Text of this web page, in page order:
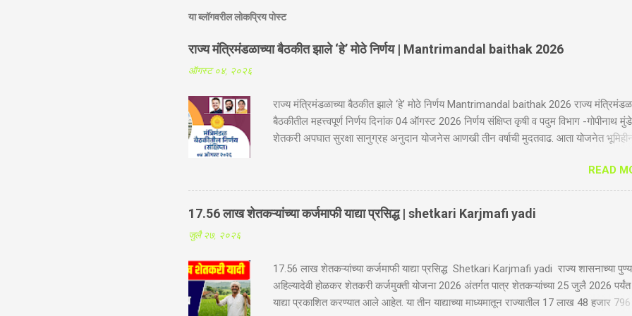
या ब्लॉगवरील लोकप्रिय पोस्ट
राज्य मंत्रिमंडळाच्या बैठकीत झाले ‘हे’ मोठे निर्णय | Mantrimandal baithak 2026
ऑगस्ट ०४, २०२६
राज्य मंत्रिमंडळाच्या बैठकीत झाले ‘हे’ मोठे निर्णय Mantrimandal baithak 2026 राज्य मंत्रिमंडळ
बैठकीतील महत्त्वपूर्ण निर्णय दिनांक 04 ऑगस्ट 2026 निर्णय संक्षिप्त कृषी व पदुम विभाग -गोपीनाथ मुंडे
शेतकरी अपघात सुरक्षा सानुग्रह अनुदान योजनेस आणखी तीन वर्षाची मुदतवाढ. आता योजनेत
योजना कुटुंबातील दोनच सदस्यांना लागू होती, आता ही योजना शेतकऱ्यांच्या कुटुंबातील सर्व सदस्यांना
होणार आहे. शेती करतांना होणारे अपघात, वीज पडणे, पूर, सर्पदंश, विंचूदंश, विजेचा धक्का बसणे इत्यादी
नैसर्गिक आपत्तीमुळे होणारे अपघात, रस्त्यावरील अपघात, वाहन अपघात, तसेच, अन्य कोणत्याही
होणारे अपघात, यामुळे मृत्यू ओढवतो किंवा अपंगत्व येते. अशा अपघातग्रस्त शेतकऱ्यांस किंवा त्यांच्या
मुलग...
READ
17.56 लाख शेतकऱ्यांच्या कर्जमाफी याद्या प्रसिद्ध | shetkari Karjmafi yadi
जुलै २७, २०२६
17.56 लाख शेतकऱ्यांच्या कर्जमाफी याद्या प्रसिद्ध Shetkari Karjmafi yadi राज्य शासनाच्या
अहिल्यादेवी होळकर शेतकरी कर्जमुक्ती योजना 2026 अंतर्गत पात्र शेतकऱ्यांच्या 25 जुलै 2026
याद्या प्रकाशित करण्यात आले आहेत. या तीन याद्याच्या माध्यमातून राज्यातील 17 लाख 48 हजार 796